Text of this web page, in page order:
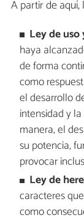
A partir de
Ley de uso
haya
de forma
como
el desarrollo
intensidad y
manera, el
su potencia,
provocar
Ley de
caracteres
como